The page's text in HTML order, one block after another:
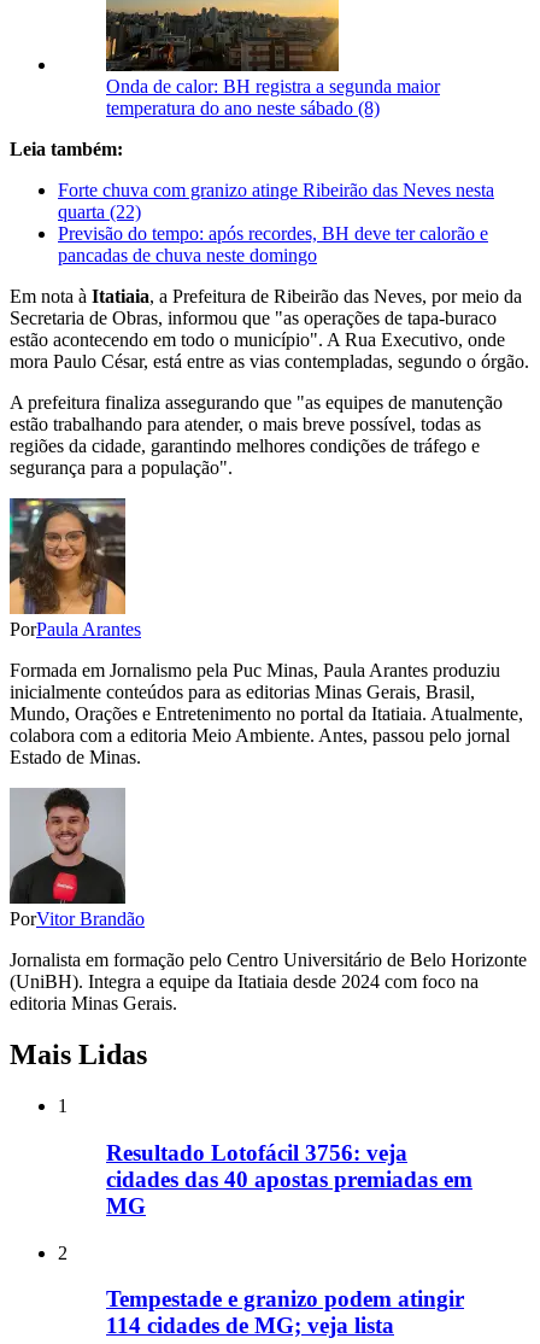
Onda de calor: BH registra a segunda maior
temperatura do ano neste sábado (8)
Leia também:
Forte chuva com granizo atinge Ribeirão das Neves nesta
quarta (22)
Previsão do tempo: após recordes, BH deve ter calorão e
pancadas de chuva neste domingo
Em nota à Itatiaia, a Prefeitura de Ribeirão das Neves, por meio da
Secretaria de Obras, informou que "as operações de tapa-buraco
estão acontecendo em todo o município". A Rua Executivo, onde
mora Paulo César, está entre as vias contempladas, segundo o órgão.
A prefeitura finaliza assegurando que "as equipes de manutenção
estão trabalhando para atender, o mais breve possível, todas as
regiões da cidade, garantindo melhores condições de tráfego e
segurança para a população".
PorPaula Arantes
Formada em Jornalismo pela Puc Minas, Paula Arantes produziu
inicialmente conteúdos para as editorias Minas Gerais, Brasil,
Mundo, Orações e Entretenimento no portal da Itatiaia. Atualmente,
colabora com a editoria Meio Ambiente. Antes, passou pelo jornal
Estado de Minas.
PorVitor Brandão
Jornalista em formação pelo Centro Universitário de Belo Horizonte
(UniBH). Integra a equipe da Itatiaia desde 2024 com foco na
editoria Minas Gerais.
Mais Lidas
1
Resultado Lotofácil 3756: veja
cidades das 40 apostas premiadas em
MG
2
Tempestade e granizo podem atingir
114 cidades de MG; veja lista